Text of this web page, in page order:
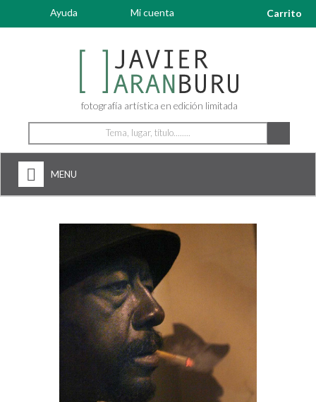
Carrito
Mi cuenta
Ayuda
fotografía artística en edición limitada
MENU